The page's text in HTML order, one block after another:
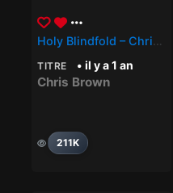
Holy Blindfold – Chris Brown
TITRE • il y a 1 an
Chris Brown
211K